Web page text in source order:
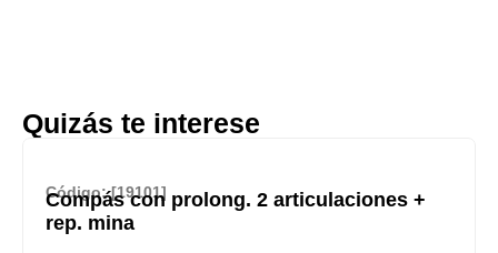
Quizás te interese
Código: [19101]
Compás con prolong. 2 articulaciones +
rep. mina